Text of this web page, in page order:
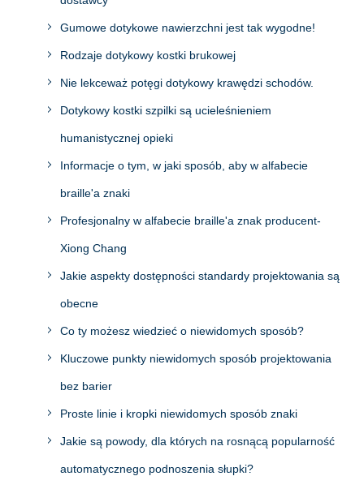
Gumowe dotykowe nawierzchni jest tak wygodne!
Rodzaje dotykowy kostki brukowej
Nie lekceważ potęgi dotykowy krawędzi schodów.
Dotykowy kostki szpilki są ucieleśnieniem
humanistycznej opieki
Informacje o tym, w jaki sposób, aby w alfabecie
braille'a znaki
Profesjonalny w alfabecie braille'a znak producent-
Xiong Chang
Jakie aspekty dostępności standardy projektowania są
obecne
Co ty możesz wiedzieć o niewidomych sposób?
Kluczowe punkty niewidomych sposób projektowania
bez barier
Proste linie i kropki niewidomych sposób znaki
Jakie są powody, dla których na rosnącą popularność
automatycznego podnoszenia słupki?